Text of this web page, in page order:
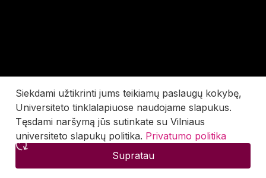
Siekdami užtikrinti jums teikiamų paslaugų kokybę,
Universiteto tinklalapiuose naudojame slapukus.
Tęsdami naršymą jūs sutinkate su Vilniaus
universiteto slapukų politika. Privatumo politika
Supratau